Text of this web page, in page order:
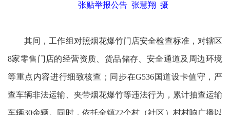
张贴举报公告 张慧翔 摄
其间，工作组对照烟花爆竹门店安全检查标准，对辖区
8家零售门店的经营资质、货品储存、安全通道及周边环境
等重点内容进行细致核查；同步在G536国道设卡值守，严
查车辆非法运输、夹带烟花爆竹等违法行为，累计抽查运输
车辆30余辆。同时，依托全镇22个村（社区）村村响广播以